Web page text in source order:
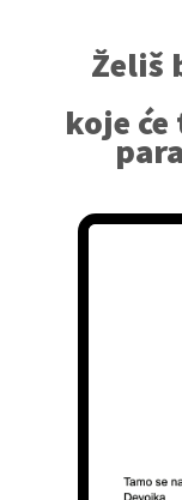
Želiš
koje